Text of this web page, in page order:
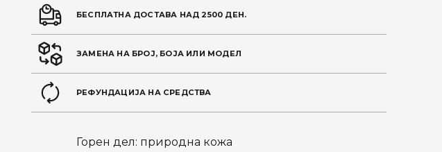
БЕСПЛАТНА ДОСТАВА НАД 2500 ДЕН.
ЗАМЕНА НА БРОЈ, БОЈА ИЛИ МОДЕЛ
РЕФУНДАЦИЈА НА СРЕДСТВА
Горен дел: природна кожа